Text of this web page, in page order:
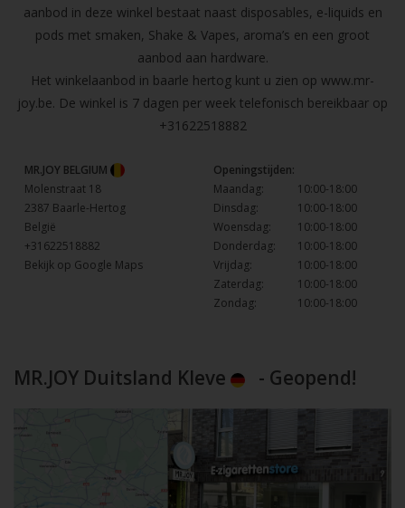
aanbod in deze winkel bestaat naast disposables, e-liquids en
pods met smaken, Shake & Vapes, aroma’s en een groot
aanbod aan hardware.
Het winkelaanbod in baarle hertog kunt u zien op www.mr-
joy.be. De winkel is 7 dagen per week telefonisch bereikbaar op
+31622518882
MR.JOY BELGIUM
Molenstraat 18
2387 Baarle-Hertog
België
+31622518882
Bekijk op Google Maps
Openingstijden:
Maandag:
10:00-18:00
Dinsdag:
10:00-18:00
Woensdag:
10:00-18:00
Donderdag:
10:00-18:00
Vrijdag:
10:00-18:00
Zaterdag:
10:00-18:00
Zondag:
10:00-18:00
MR.JOY Duitsland Kleve - Geopend!